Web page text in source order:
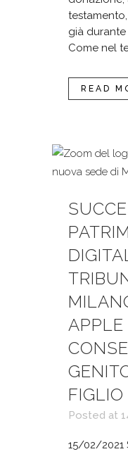
già
Come nel
READ
APPLE
Posted at
15/02/2021